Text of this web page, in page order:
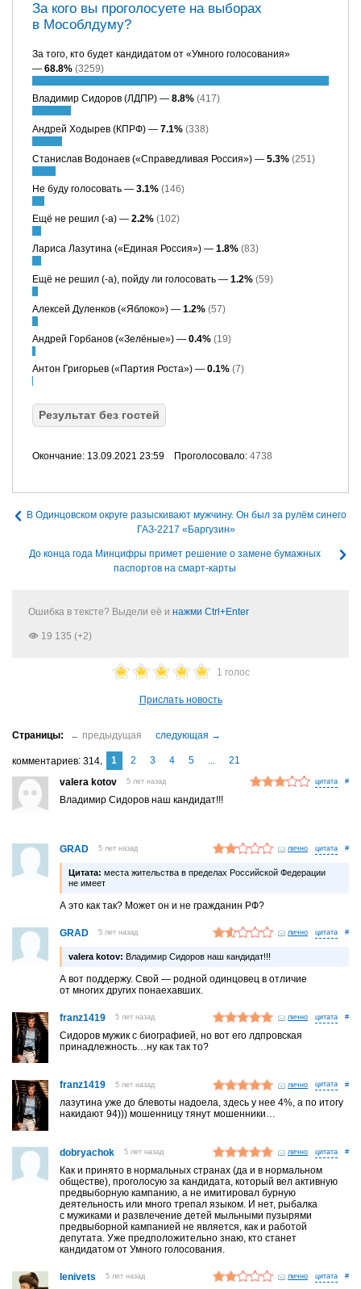
За кого вы проголосуете на выборах
в Мособлдуму?
За того, кто будет кандидатом от «Умного голосования»
— 68.8% (3259)
Владимир Сидоров (ЛДПР) — 8.8% (417)
Андрей Ходырев (КПРФ) — 7.1% (338)
Станислав Водонаев («Справедливая Россия») — 5.3% (251)
Не буду голосовать — 3.1% (146)
Ещё не решил (-а) — 2.2% (102)
Лариса Лазутина («Единая Россия») — 1.8% (83)
Ещё не решил (-а), пойду ли голосовать — 1.2% (59)
Алексей Дуленков («Яблоко») — 1.2% (57)
Андрей Горбанов («Зелёные») — 0.4% (19)
Антон Григорьев («Партия Роста») — 0.1% (7)
Результат без гостей
Окончание: 13.09.2021 23:59 Проголосовало: 4738
В Одинцовском округе разыскивают мужчину. Он был за рулём синего
ГАЗ-2217 «Баргузин»
До конца года Минцифры примет решение о замене бумажных
паспортов на смарт-карты
Ошибка в тексте? Выдели её и нажми Ctrl+Enter
19 135 (+2)
1 голос
Прислать новость
комментариев 314 1 2 3 4 5
21
valera kotov
5 лет назад #
Владимир Сидоров наш кандидат!!!
GRAD 5 лет назад лично #
Цитата: места жительства в пределах Российской Федерации
не имеет
А это как так? Может он и не гражданин РФ?
GRAD 5 лет назад лично #
valera kotov: Владимир Сидоров наш кандидат!!!
А вот поддержу. Свой — родной одинцовец в отличие
от многих других понаехавших.
franz1419 5 лет назад лично #
Сидоров мужик с биографией, но вот его лдпровская
принадлежность…ну как так то?
franz1419 5 лет назад лично #
лазутина уже до блевоты надоела, здесь у нее 4%, а по итогу
накидают 94))) мошенницу тянут мошенники…
dobryachok 5 лет назад лично #
Как и принято в нормальных странах (да и в нормальном
обществе), проголосую за кандидата, который вел активную
предвыборную кампанию, а не имитировал бурную
деятельность или много трепал языком. И нет, рыбалка
с мужиками и развлечение детей мыльными пузырями
предвыборной кампанией не является, как и работой
депутата. Уже предположительно знаю, кто станет
кандидатом от Умного голосования.
lenivets 5 лет назад лично #